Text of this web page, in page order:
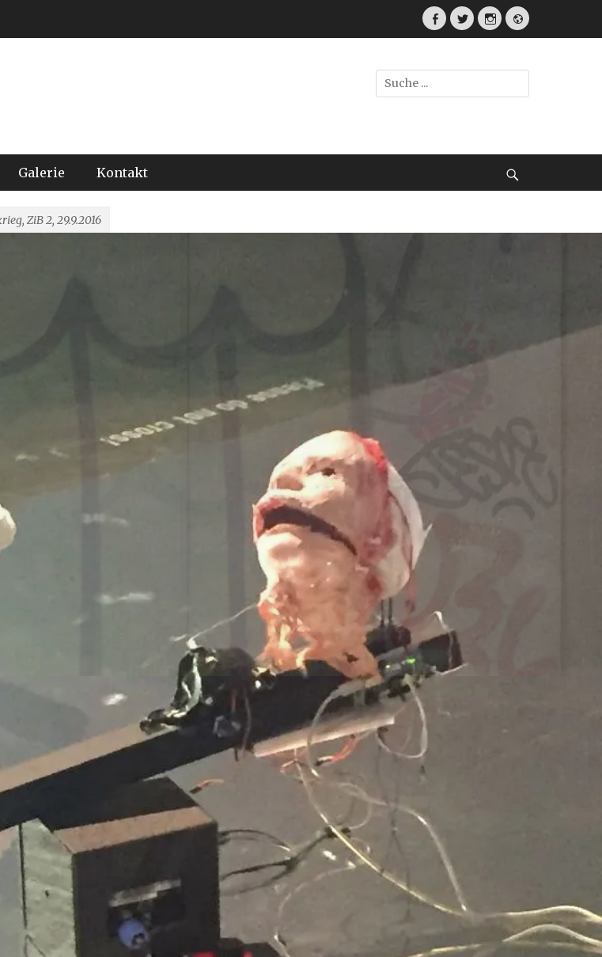
Facebook
TwitterInstagramWebseite
Suche
nach:
Galerie Kontakt
ZiB 2, 29.9.2016
Spanien vs Dänemark
zeitung/20260707/z
migration-in-europa
Löw
weiterlesen...